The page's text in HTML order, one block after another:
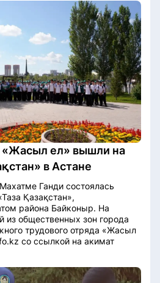
«Жасыл ел» вышли на
в Астане
Ганди состоялась
Қазақстан»,
района Байконыр. На
из общественных зон города
трудового отряда «Жасыл
со ссылкой на акимат